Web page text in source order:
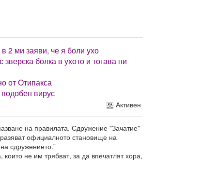
2 ми заяви, че я боли ухо
болка в ухото и тогава пи
от Отипакса
вирус
Активен
на правилата. Сдружение "Зачатие"
официалното становище на
сдружението."
не им трябват, за да впечатлят хора,